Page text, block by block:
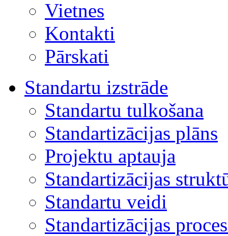
Vietnes
Kontakti
Pārskati
Standartu izstrāde
Standartu tulkošana
Standartizācijas plāns
Projektu aptauja
Standartizācijas
Standartu veidi
Standartizācijas